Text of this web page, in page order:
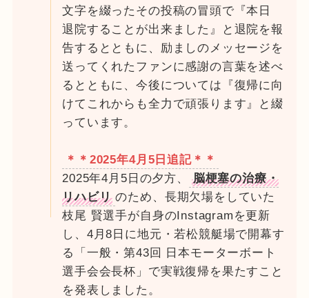
文字を綴ったその投稿の冒頭で『本日
退院することが出来ました』と退院を報
告するとともに、励ましのメッセージを
送ってくれたファンに感謝の言葉を述べ
るとともに、今後については『復帰に向
けてこれからも全力で頑張ります』と綴
っています。
＊＊2025年4月5日追記＊＊
2025年4月5日の夕方、
脳梗塞の治療・
リハビリ のため、長期欠場をしていた
枝尾 賢選手が自身のInstagramを更新
し、4月8日に地元・若松競艇場で開幕す
る「一般・第43回 日本モーターボート
選手会会長杯」で実戦復帰を果たすこと
を発表しました。